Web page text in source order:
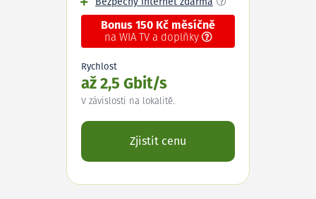
Bonus 150 Kč měsíčně
na WIA TV a doplňky
Rychlost
až 2,5 Gbit/s
V závislosti na lokalitě.
Zjistit cenu